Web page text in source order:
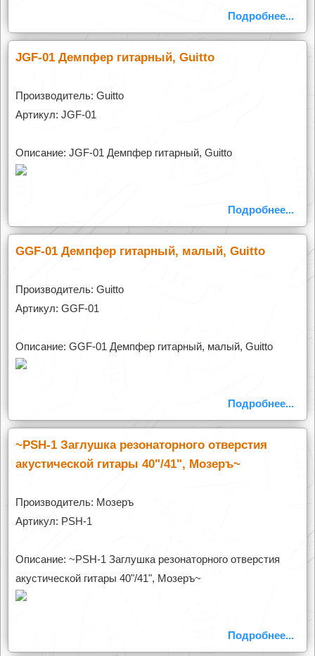
Подробнее...
JGF-01 Демпфер гитарный, Guitto
Производитель: Guitto
Артикул: JGF-01
Описание: JGF-01 Демпфер гитарный, Guitto
Подробнее...
GGF-01 Демпфер гитарный, малый, Guitto
Производитель: Guitto
Артикул: GGF-01
Описание: GGF-01 Демпфер гитарный, малый, Guitto
Подробнее...
~PSH-1 Заглушка резонаторного отверстия
акустической гитары 40"/41", Мозеръ~
Производитель: Мозеръ
Артикул: PSH-1
Описание: ~PSH-1 Заглушка резонаторного отверстия
акустической гитары 40"/41", Мозеръ~
Подробнее...